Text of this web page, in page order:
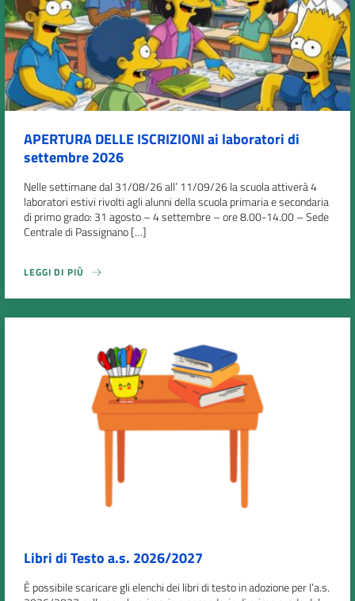
APERTURA DELLE ISCRIZIONI ai laboratori di
settembre 2026
Nelle settimane dal 31/08/26 all’ 11/09/26 la scuola attiverà 4
laboratori estivi rivolti agli alunni della scuola primaria e secondaria
di primo grado: 31 agosto – 4 settembre – ore 8.00-14.00 – Sede
Centrale di Passignano […]
LEGGI DI PIÙ
Libri di Testo a.s. 2026/2027
È possibile scaricare gli elenchi dei libri di testo in adozione per l’a.s.